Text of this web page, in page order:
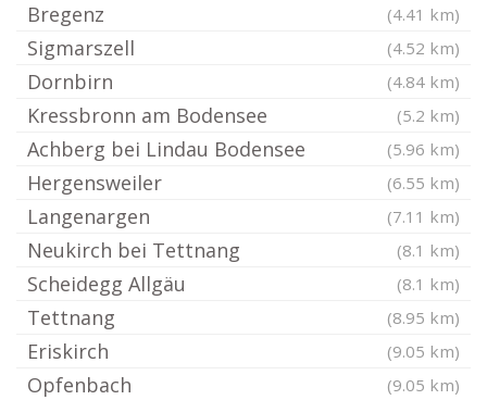
Bregenz (4.41 km)
Sigmarszell (4.52 km)
Dornbirn (4.84 km)
Kressbronn am Bodensee (5.2 km)
Achberg bei Lindau Bodensee (5.96 km)
Hergensweiler (6.55 km)
Langenargen (7.11 km)
Neukirch bei Tettnang (8.1 km)
Scheidegg Allgäu (8.1 km)
Tettnang (8.95 km)
Eriskirch (9.05 km)
Opfenbach (9.05 km)